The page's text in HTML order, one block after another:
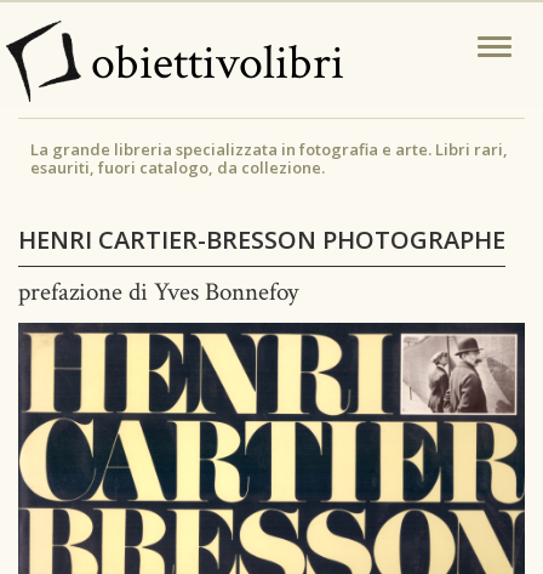
Salta
al
contenuto obiettivolibri
La grande libreria specializzata in fotografia e arte. Libri rari,
esauriti, fuori catalogo, da collezione.
HENRI CARTIER-BRESSON PHOTOGRAPHE
prefazione di Yves Bonnefoy